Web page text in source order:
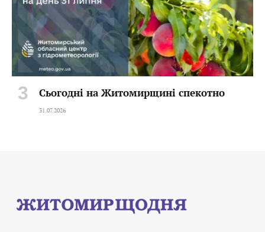
Сьогодні на Житомирщині спекотно
31.07.2026